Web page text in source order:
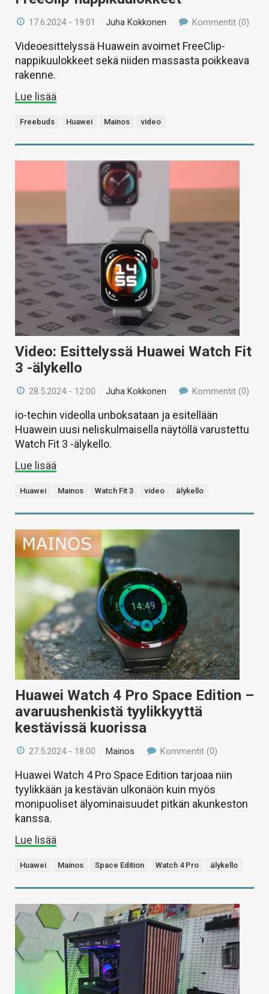
17.6.2024 - 19:01 /Juha Kokkonen Kommentit (0)
Videoesittelyssä Huawein avoimet FreeClip-
nappikuulokkeet sekä niiden massasta poikkeava
rakenne.
Lue lisää
Freebuds Huawei Mainos video
Video: Esittelyssä Huawei Watch Fit
3 -älykello
28.5.2024 - 12:00 /Juha Kokkonen Kommentit (0)
io-techin videolla unboksataan ja esitellään
Huawein uusi neliskulmaisella näytöllä varustettu
Watch Fit 3 -älykello.
Lue lisää
Huawei Mainos Watch Fit 3 video älykello
Huawei Watch 4 Pro Space Edition –
avaruushenkistä tyylikkyyttä
kestävissä kuorissa
27.5.2024 - 18:00 /Mainos Kommentit (0)
Huawei Watch 4 Pro Space Edition tarjoaa niin
tyylikkään ja kestävän ulkonäön kuin myös
monipuoliset älyominaisuudet pitkän akunkeston
kanssa.
Lue lisää
Huawei Mainos Space Edition Watch 4 Pro älykello